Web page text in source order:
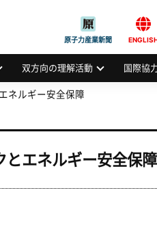
ATOMIC INDUSTRIAL FORUM, INC.
原子力産業新聞
双方向の理解活動 国際協
ネルギー安全保障
とエネルギー安全保障